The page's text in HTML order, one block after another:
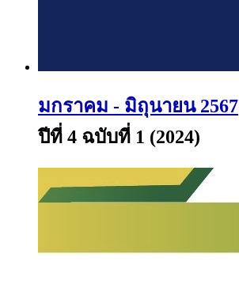
มกราคม - มิถุนายน 2567
ปีที่ 4 ฉบับที่ 1 (2024)